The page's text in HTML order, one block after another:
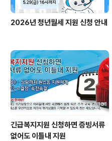
2026년 청년월세 지원 신청 안내
긴급복지지원 신청하면 증빙서류
없어도 이틀내 지원